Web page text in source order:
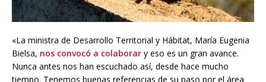
«La ministra de Desarrollo Territorial y Hábitat, María Eugenia
Bielsa, nos convocó a colaborar y eso es un gran avance.
Nunca antes nos han escuchado así, desde hace mucho
tiempo. Tenemos buenas referencias de su paso por el área